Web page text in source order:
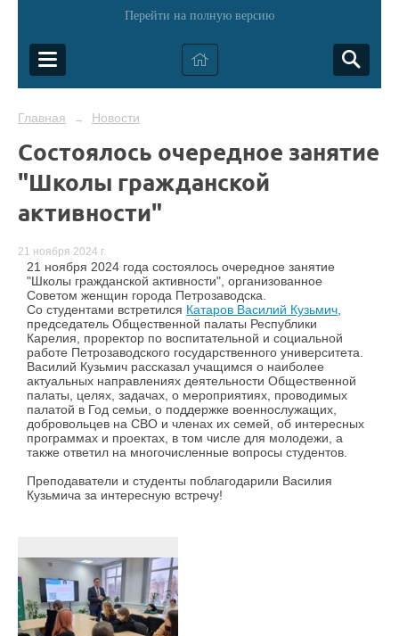
Перейти на полную версию
Главная → Новости
Состоялось очередное занятие
"Школы гражданской
активности"
21 ноября 2024 г.
21 ноября 2024 года состоялось очередное занятие
"Школы гражданской активности", организованное
Советом женщин города Петрозаводска.
Со студентами встретился Катаров Василий Кузьмич,
председатель Общественной палаты Республики
Карелия, проректор по воспитательной и социальной
работе Петрозаводского государственного университета.
Василий Кузьмич рассказал учащимся о наиболее
актуальных направлениях деятельности Общественной
палаты, целях, задачах, о мероприятиях, проводимых
палатой в Год семьи, о поддержке военнослужащих,
добровольцев на СВО и членах их семей, об интересных
программах и проектах, в том числе для молодежи, а
также ответил на многочисленные вопросы студентов.
Преподаватели и студенты поблагодарили Василия
Кузьмича за интересную встречу!